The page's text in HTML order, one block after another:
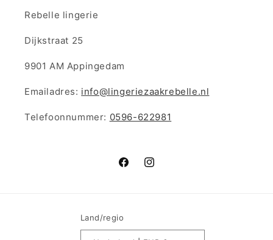
Rebelle lingerie
Dijkstraat 25
9901 AM Appingedam
Emailadres: info@lingeriezaakrebelle.nl
Telefoonnummer: 0596-622981
FacebookInstagram
Land/regio